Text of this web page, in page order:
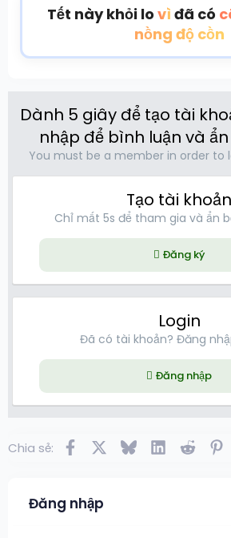
Tết này khỏi lo vì đã có
nồng độ cồn
Dành 5 giây để tạo tài
nhập để bình luận và
You must be a member in order
Tạo tài khoản
Chỉ mất 5s để tham gia và ẩn
Đăng ký
Login
Đã có tài khoản? Đăng
Đăng nhập
Chia sẻ: FacebookBlueskyLinkedInReddit
Đăng nhập